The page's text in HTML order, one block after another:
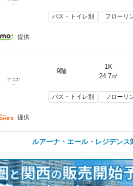
バス・トイレ別 フローリ
提供
9階
1K
24.7㎡
バス・トイレ別 フローリ
提供
ルアーナ・エール・レジデン